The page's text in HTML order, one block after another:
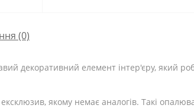
(0)
декоративний елемент інтер'єру, який
якому немає аналогів. Такі